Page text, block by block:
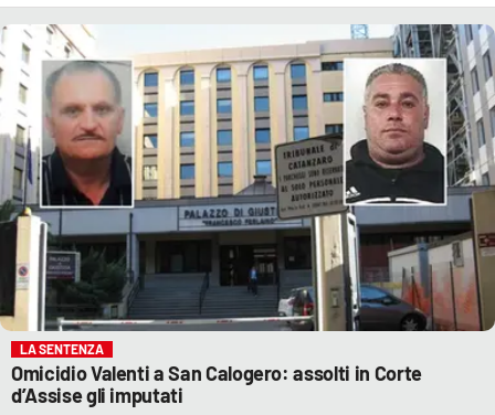
LA SENTENZA
Omicidio Valenti a San Calogero: assolti in Corte
d’Assise gli imputati